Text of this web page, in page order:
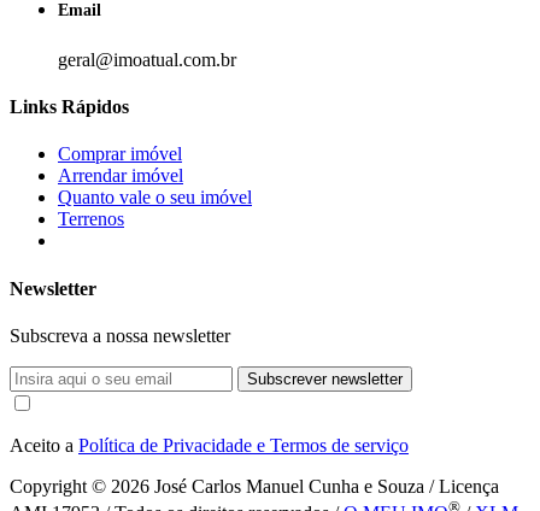
Email
geral@imoatual.com.br
Links Rápidos
Comprar imóvel
Arrendar imóvel
Quanto vale o seu imóvel
Terrenos
Newsletter
Subscreva a nossa newsletter
Subscrever newsletter
Aceito a Política de Privacidade e Termos de serviço
Copyright © 2026 José Carlos Manuel Cunha e Souza / Licença
®